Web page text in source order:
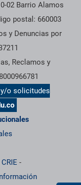
02 Barrio Alamos
postal: 660003
y Denuncias por
Reclamos y
o solicitudes
-